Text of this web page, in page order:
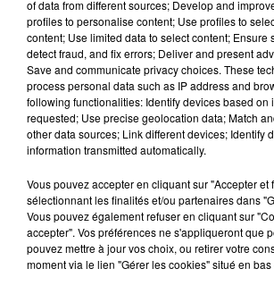
Destination
vous !
Podcasts
of data from different sources; Develop and
profiles to personalise content; Use profiles to
content; Use limited data to select content; Ensure
detect fraud, and fix errors; Deliver and present
Save and communicate privacy choices. These
process personal data such as IP address and
following functionalities: Identify devices based on
requested; Use precise geolocation data; Match
other data sources; Link different devices; Identify
information transmitted automatically.
Vous pouvez accepter en cliquant sur "Accepter et
sélectionnant les finalités et/ou partenaires dans
Vous pouvez également refuser en cliquant sur
accepter". Vos préférences ne s'appliqueront que
pouvez mettre à jour vos choix, ou retirer votre
moment via le lien "Gérer les cookies" situé en